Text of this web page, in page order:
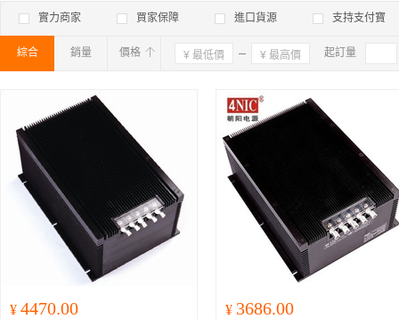
實力商家 買家保障 進口貨源 支持支付寶
綜合 銷量 價格 確定 起訂量
¥ 4470.00 ¥ 3686.00